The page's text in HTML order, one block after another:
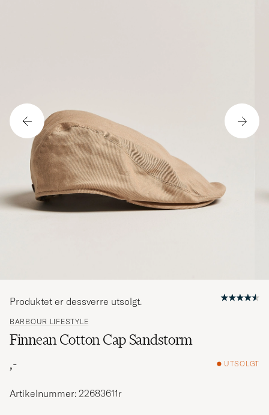
BARBOUR LIFESTYLE
Finnean Cotton Cap Sandstorm
,-
UTSOLGT
Produktet er dessverre utsolgt.
Artikelnummer: 22683611r